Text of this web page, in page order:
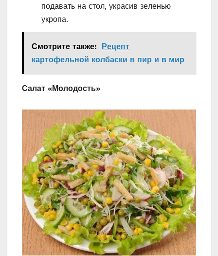
подавать на стол, украсив зе­­­ленью
укропа.
Смотрите также:
Рецепт
картофельной колбаски в пир и в мир
Салат «Молодость»